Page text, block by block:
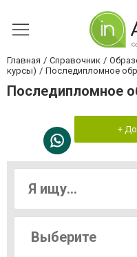
Главная Справочник
курсы)
Последипломное
Последипломное
+